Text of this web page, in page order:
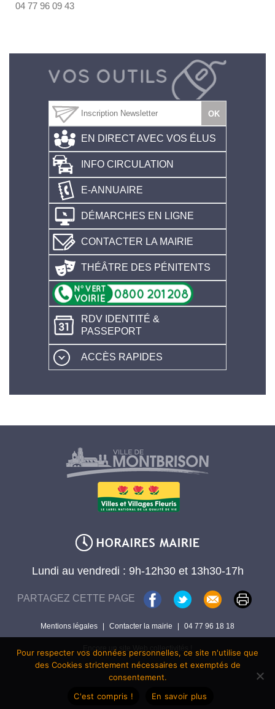
04 77 96 09 43
EN DIRECT AVEC VOS ÉLUS
INFO CIRCULATION
E-ANNUAIRE
DÉMARCHES EN LIGNE
CONTACTER LA MAIRIE
THÉÂTRE DES PÉNITENTS
RDV IDENTITÉ &
PASSEPORT
ACCÈS RAPIDES
Lundi au vendredi : 9h-12h30 et 13h30-17h
PARTAGEZ CETTE PAGE
Mentions légales | Contacter la mairie | 04 77 96 18 18
Encore un site Web collectivités !
Pour respecter vos données personnelles, ce site n'utilise que
des Cookies strictement nécessaires et exemptés de
consentement.
C'est compris !
En savoir plus